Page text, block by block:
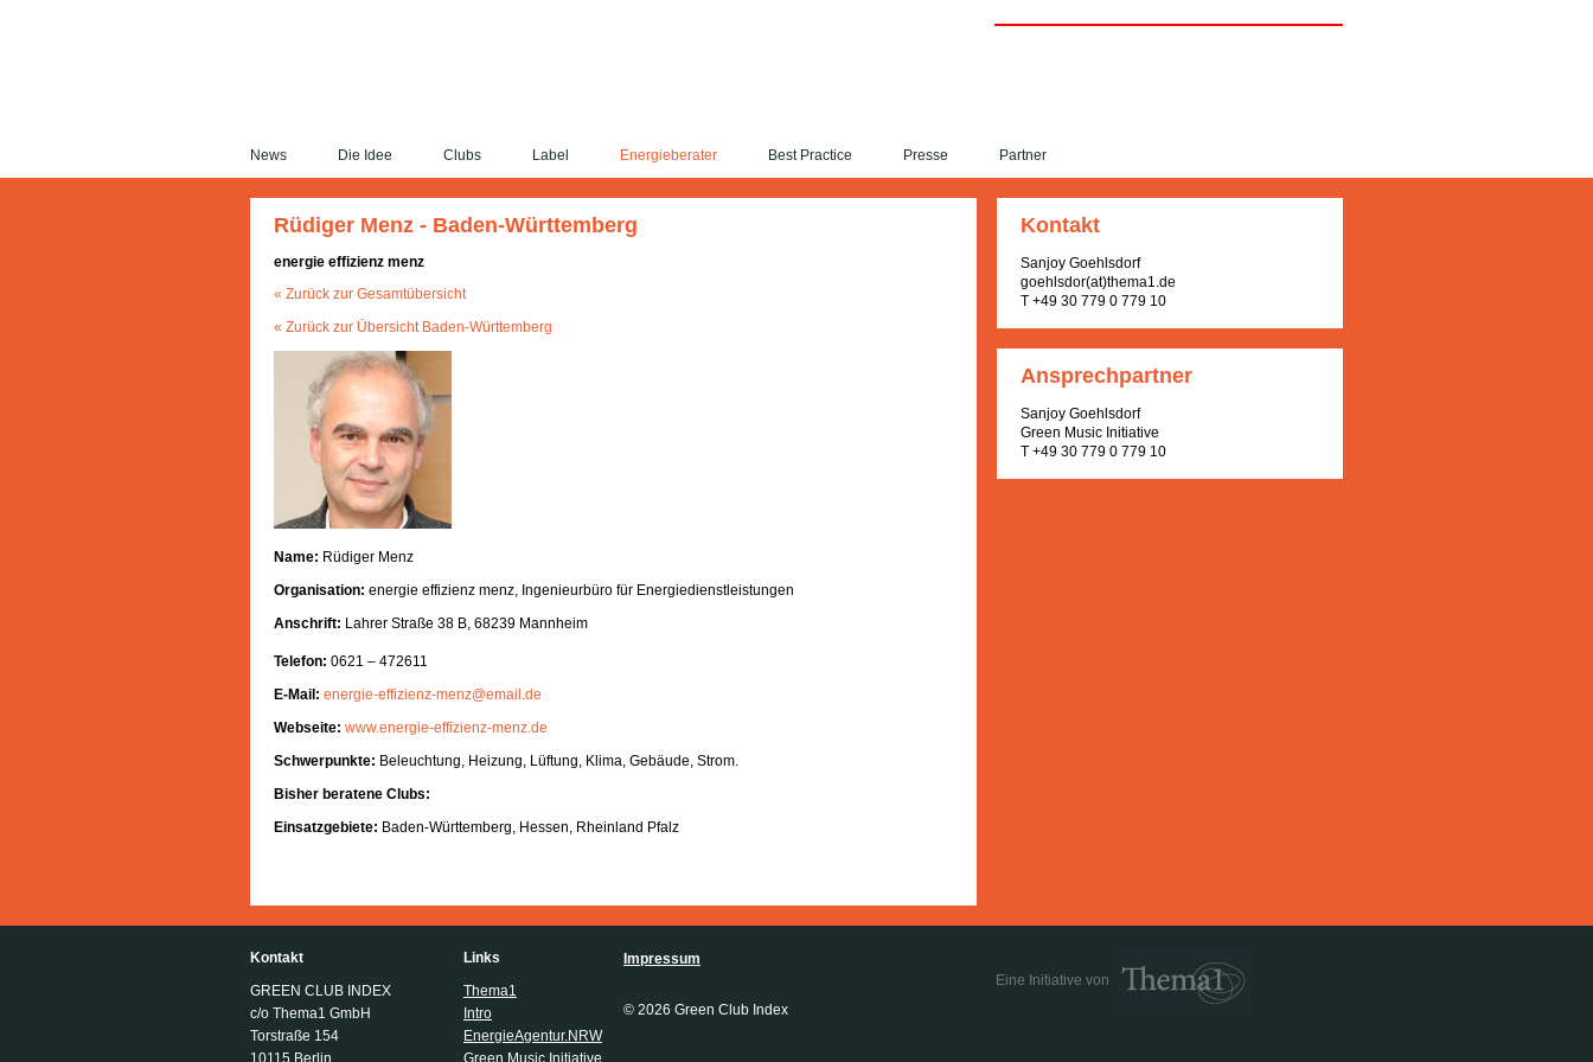
News Die Idee Clubs Label Energieberater Best Practice Presse Partner
Rüdiger Menz - Baden-Württemberg
energie effizienz menz
« Zurück zur Gesamtübersicht
« Zurück zur Übersicht Baden-Württemberg
Name: Rüdiger Menz
Organisation: energie effizienz menz, Ingenieurbüro für Energiedienstleistungen
Anschrift: Lahrer Straße 38 B, 68239 Mannheim
Telefon: 0621 – 472611
E-Mail: energie-effizienz-menz@email.de
Webseite: www.energie-effizienz-menz.de
Schwerpunkte: Beleuchtung, Heizung, Lüftung, Klima, Gebäude, Strom.
Bisher beratene Clubs:
Einsatzgebiete: Baden-Württemberg, Hessen, Rheinland Pfalz
Kontakt
Sanjoy Goehlsdorf
goehlsdor(at)thema1.de
T +49 30 779 0 779 10
Ansprechpartner
Sanjoy Goehlsdorf
Green Music Initiative
T +49 30 779 0 779 10
Kontakt
GREEN CLUB INDEX
c/o Thema1 GmbH
Torstraße 154
Links
Thema1
Intro
EnergieAgentur.NRW
Impressum
© 2026 Green Club Index
Eine Initiative von